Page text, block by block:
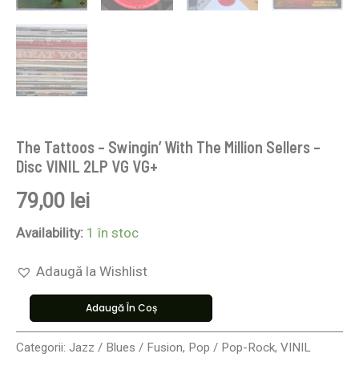
The Tattoos – Swingin’ With The Million Sellers –
Disc VINIL 2LP VG VG+
79,00 lei
Availability: 1 în stoc
Adaugă la Wishlist
Adaugă În Coș
Categorii: Jazz / Blues / Fusion, Pop / Pop-Rock, VINIL